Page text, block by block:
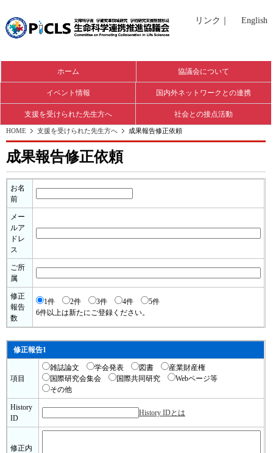
リンク English
ホーム 協議会について
イベント情報 国内外ネットワークとの連携
支援を受けられた先生方へ 社会との接点活動
HOME 支援を受けられた先生方へ 成果報告修正依頼
成果報告修正依頼
お名
前
メー
ルア
ドレ
ス
ご所
属
修正
報告
数
1件 2件 3件 4件
5件
6件以上は新たにご登録ください。
修正報告1
項目
雑誌論文 学会発表 図書
産業財産権
国際研究会集会
国際共同研究
Webページ等
その他
History
ID
History IDとは
修正内